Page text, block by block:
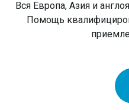
Вся Европа, Азия и
Помощь